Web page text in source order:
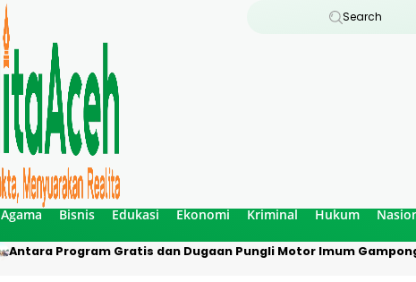
Search
Agama Bisnis Edukasi Ekonomi Kriminal Hukum
Antara Program Gratis dan Dugaan Pungli Motor Imum